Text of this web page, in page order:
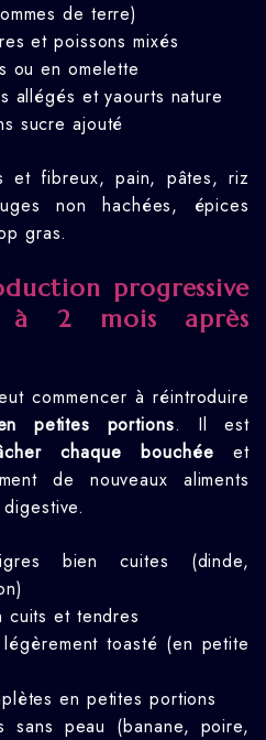
de terre)
et poissons mixés
ou en omelette
allégés et yaourts nature
sucre ajouté
et fibreux, pain, pâtes, riz
non hachées, épices
gras.
progressive
à 2 mois après
commencer à réintroduire
petites portions. Il est
chaque bouchée et
de nouveaux aliments
bien cuites (dinde,
cuits et tendres
toasté (en petite
en petites portions
sans peau (banane, poire,